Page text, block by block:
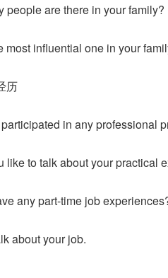
people are there in your family?
most influential one in your
历
in any professional
like to talk about your practical
any part-time job
about your job.